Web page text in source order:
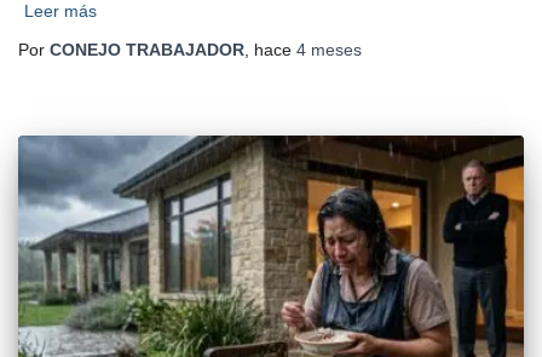
Leer más
Por CONEJO TRABAJADOR, hace 4 meses